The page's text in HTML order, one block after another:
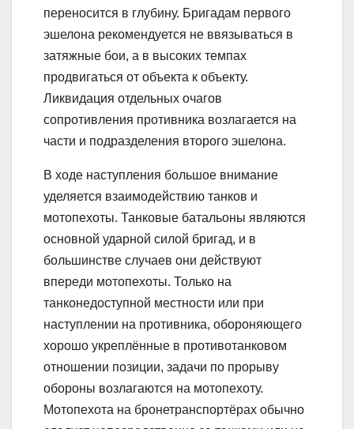
переносится в глубину. Бригадам первого
эшелона рекомендуется не ввязываться в
затяжные бои, а в высоких темпах
продвигаться от объекта к объекту.
Ликвидация отдельных очагов
сопротивления противника возлагается на
части и подразделения второго эшелона.
В ходе наступления большое внимание
уделяется взаимодействию танков и
мотопехоты. Танковые батальоны являются
основной ударной силой бригад, и в
большинстве случаев они действуют
впереди мотопехоты. Только на
танконедоступной местности или при
наступлении на противника, обороняющего
хорошо укреплённые в противотанковом
отношении позиции, задачи по прорыву
обороны возлагаются на мотопехоту.
Мотопехота на бронетранспортёрах обычно